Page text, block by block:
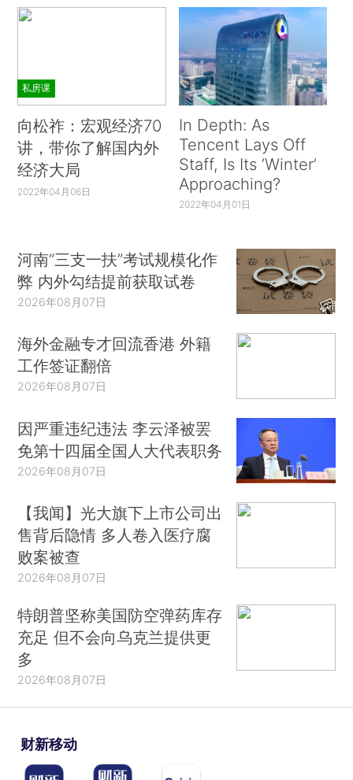
私房课
向松祚：宏观经济70
讲，带你了解国内外
经济大局
2022年04月06日
In Depth: As
Tencent Lays Off
Staff, Is Its ‘Winter’
Approaching?
2022年04月01日
河南“三支一扶”考试规模化作
弊 内外勾结提前获取试卷
2026年08月07日
海外金融专才回流香港 外籍
工作签证翻倍
2026年08月07日
因严重违纪违法 李云泽被罢
免第十四届全国人大代表职务
2026年08月07日
【我闻】光大旗下上市公司出
售背后隐情 多人卷入医疗腐
败案被查
2026年08月07日
特朗普坚称美国防空弹药库存
充足 但不会向乌克兰提供更
多
2026年08月07日
财新移动